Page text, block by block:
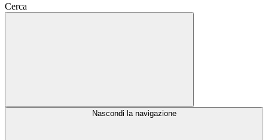
Cerca
Nascondi la navigazione